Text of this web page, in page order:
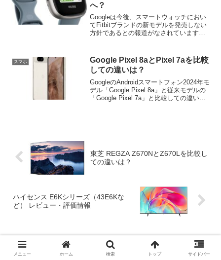
へ？
Googleは今後、スマートウォッチにおい
てFitbitブランドの新モデルを発売しない
方針であるとの報道がなされています。
この理由や背景について考察。
スマホ
Google Pixel 8aとPixel 7aを比較
しての違いは？
GoogleのAndroidスマートフォン2024年モ
デル「Google Pixel 8a」と従来モデルの
「Google Pixel 7a」と比較しての違い
東芝 REGZA Z670NとZ670Lを比較し
ての違いは？
ハイセンス E6Kシリーズ（43E6Kな
ど） レビュー・評価情報
コメント
メニュー ホーム 検索 トップ サイドバー